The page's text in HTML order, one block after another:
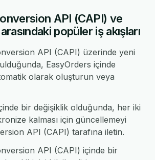
API (CAPI) ve
popüler iş akışları
API (CAPI) üzerinde yeni
EasyOrders içinde
olarak oluşturun veya
bir değişiklik olduğunda, her iki
kalması için güncellemeyi
API (CAPI) tarafına iletin.
API (CAPI) içinde bir